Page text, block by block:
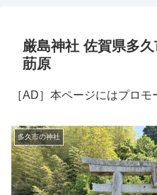
厳島神社 佐賀県多
荕原
［AD］本ページにはプロ
多久市の神社